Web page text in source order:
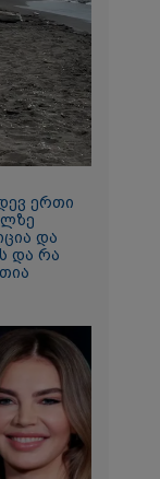
ერთი
და
და რა